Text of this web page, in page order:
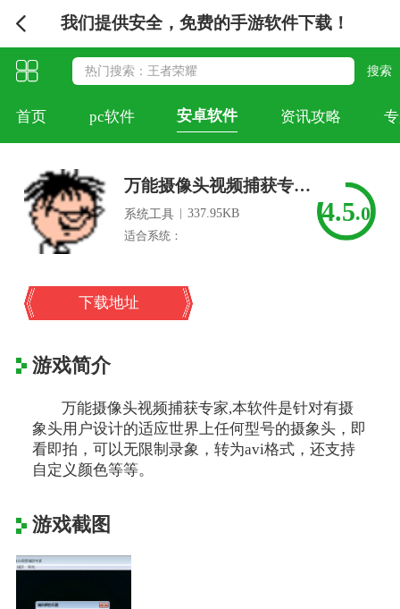
我们提供安全，免费的手游软件下载！
首页 pc软件 安卓软件 资讯攻略
万能摄像头视频捕获专家免费
系统工具 |337.95KB
适合系统：
4.5.0
下载地址
游戏简介
万能摄像头视频捕获专家,本软件是针对有摄
象头用户设计的适应世界上任何型号的摄象头，即
看即拍，可以无限制录象，转为avi格式，还支持
自定义颜色等等。
游戏截图